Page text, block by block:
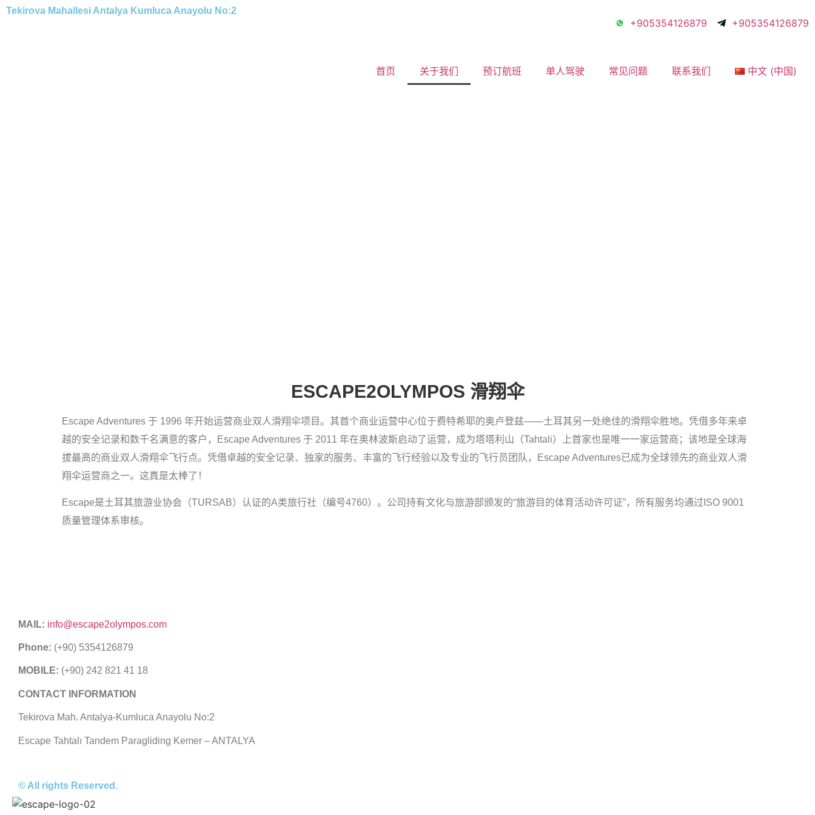
Tekirova Mahallesi Antalya Kumluca Anayolu No:2
+905354126879 +905354126879
首页 关于我们 预订航班 单人驾驶 常见问题 联系我们 中文 (中国)
ESCAPE2OLYMPOS 滑翔伞
Escape Adventures 于 1996 年开始运营商业双人滑翔伞项目。其首个商业运营中心位于费特希耶的奥卢登兹——土耳其另一处绝佳的滑翔伞胜地。凭借多年来卓
越的安全记录和数千名满意的客户，Escape Adventures 于 2011 年在奥林波斯启动了运营，成为塔塔利山（Tahtali）上首家也是唯一一家运营商；该地是全球海
拔最高的商业双人滑翔伞飞行点。凭借卓越的安全记录、独家的服务、丰富的飞行经验以及专业的飞行员团队，Escape Adventures已成为全球领先的商业双人滑
翔伞运营商之一。这真是太棒了！
Escape是土耳其旅游业协会（TURSAB）认证的A类旅行社（编号4760）。公司持有文化与旅游部颁发的“旅游目的体育活动许可证”，所有服务均通过ISO 9001
质量管理体系审核。
MAIL: info@escape2olympos.com
Phone: (+90) 5354126879
MOBILE: (+90) 242 821 41 18
CONTACT INFORMATION
Tekirova Mah. Antalya-Kumluca Anayolu No:2
Escape Tahtalı Tandem Paragliding Kemer – ANTALYA
© All rights Reserved.